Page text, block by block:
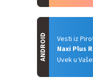
Vesti iz
Naxi Plus
Uvek u
ANDROID